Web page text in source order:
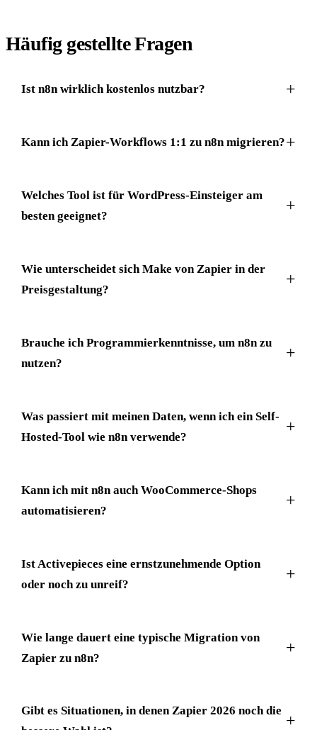
Häufig gestellte Fragen
Ist n8n wirklich kostenlos nutzbar?
Kann ich Zapier-Workflows 1:1 zu n8n migrieren?
Welches Tool ist für WordPress-Einsteiger am
besten geeignet?
Wie unterscheidet sich Make von Zapier in der
Preisgestaltung?
Brauche ich Programmierkenntnisse, um n8n zu
nutzen?
Was passiert mit meinen Daten, wenn ich ein Self-
Hosted-Tool wie n8n verwende?
Kann ich mit n8n auch WooCommerce-Shops
automatisieren?
Ist Activepieces eine ernstzunehmende Option
oder noch zu unreif?
Wie lange dauert eine typische Migration von
Zapier zu n8n?
Gibt es Situationen, in denen Zapier 2026 noch die